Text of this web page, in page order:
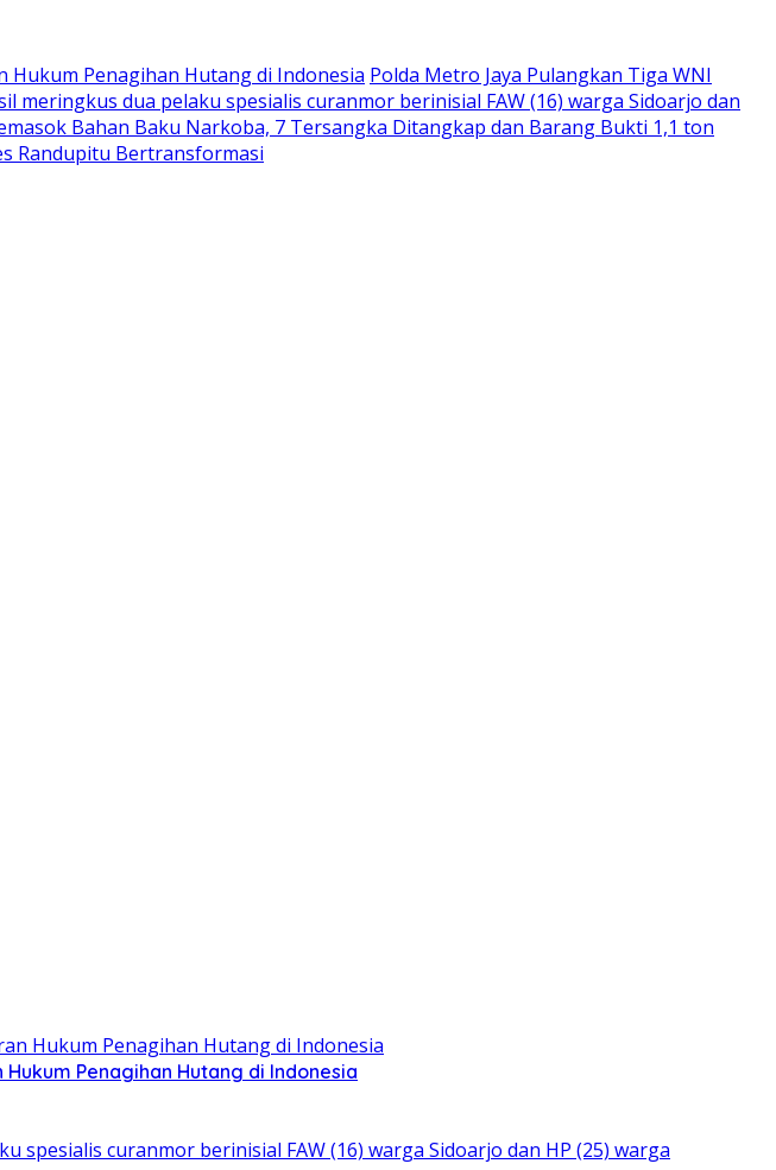
Hukum Penagihan Hutang di Indonesia Polda Metro Jaya Pulangkan Tiga WNI
dua pelaku spesialis curanmor berinisial FAW (16) warga Sidoarjo dan
Bahan Baku Narkoba, 7 Tersangka Ditangkap dan Barang Bukti 1,1 ton
Randupitu Bertransformasi
Penagihan Hutang di Indonesia